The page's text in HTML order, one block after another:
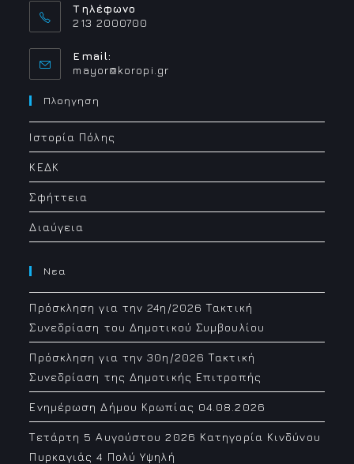
Τηλέφωνο
213 2000700
Email:
mayor@koropi.grOpens
Πλοηγηση
Ιστορία Πόλης
ΚΕΔΚ
Σφήττεια
Διαύγεια
Νεα
Πρόσκληση για την 24η/2026 Τακτική
Συνεδρίαση του Δημοτικού Συμβουλίου
Πρόσκληση για την 30η/2026 Τακτική
Συνεδρίαση της Δημοτικής Επιτροπής
Ενημέρωση Δήμου Κρωπίας 04.08.2026
Τετάρτη 5 Αυγούστου 2026 Κατηγορία Κινδύνου
Πυρκαγιάς 4 Πολύ Υψηλή